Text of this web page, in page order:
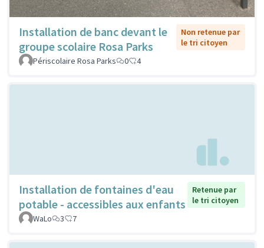
Installation de banc devant le
groupe scolaire Rosa Parks
Non retenue par
le tri citoyen
Périscolaire Rosa Parks
0 4
Installation de fontaines d'eau
potable - accessibles aux enfants
Retenue par
le tri citoyen
WaLo
3 7